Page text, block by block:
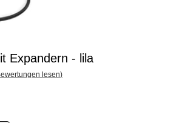
Expandern - lila
lesen)